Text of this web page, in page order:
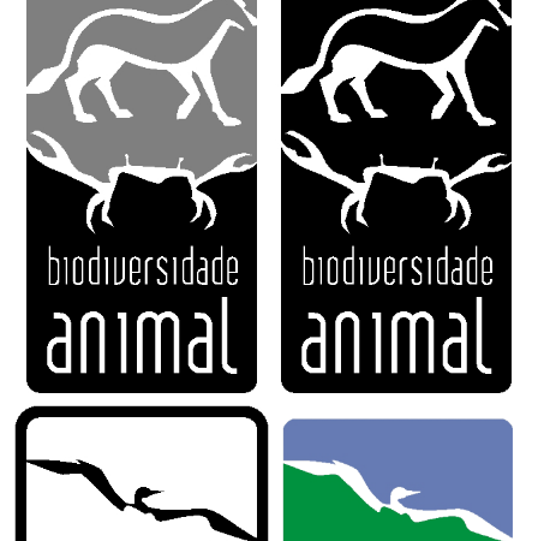
Ministério da Cidadania
Ministério da Saúde
Ministério de Minas e Energia
Ministério da Ciência, Tecnologia, Inovações e Comunicações
Ministério do Meio Ambiente
Ministério do Turismo
Ministério do Desenvolvimento Regional
Controladoria-Geral da União
Ministério da Mulher, da Família e dos Direitos Humanos